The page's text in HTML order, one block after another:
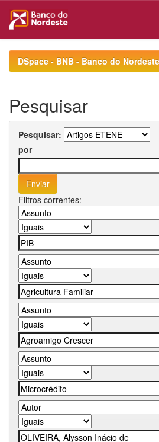
navigationDSpace - BNB - Banco do
Pesquisar
Pesquisar:
por
Filtros correntes: